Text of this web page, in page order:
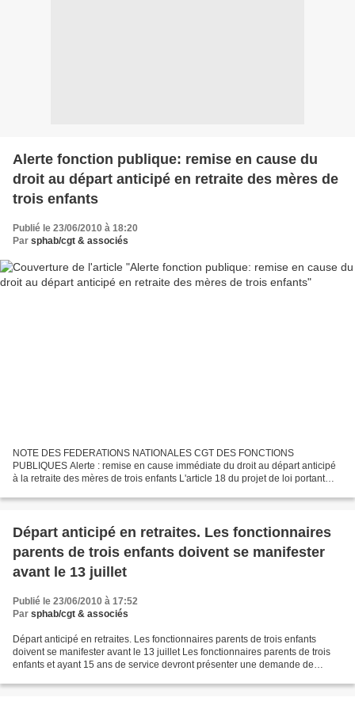
Alerte fonction publique: remise en cause du
droit au départ anticipé en retraite des mères de
trois enfants
Publié le 23/06/2010 à 18:20
Par sphab/cgt & associés
NOTE DES FEDERATIONS NATIONALES CGT DES FONCTIONS
PUBLIQUES Alerte : remise en cause immédiate du droit au départ anticipé
à la retraite des mères de trois enfants L'article 18 du projet de loi portant
Départ anticipé en retraites. Les fonctionnaires
parents de trois enfants doivent se manifester
avant le 13 juillet
Publié le 23/06/2010 à 17:52
Par sphab/cgt & associés
Départ anticipé en retraites. Les fonctionnaires parents de trois enfants
doivent se manifester avant le 13 juillet Les fonctionnaires parents de trois
enfants et ayant 15 ans de service devront présenter une demande de